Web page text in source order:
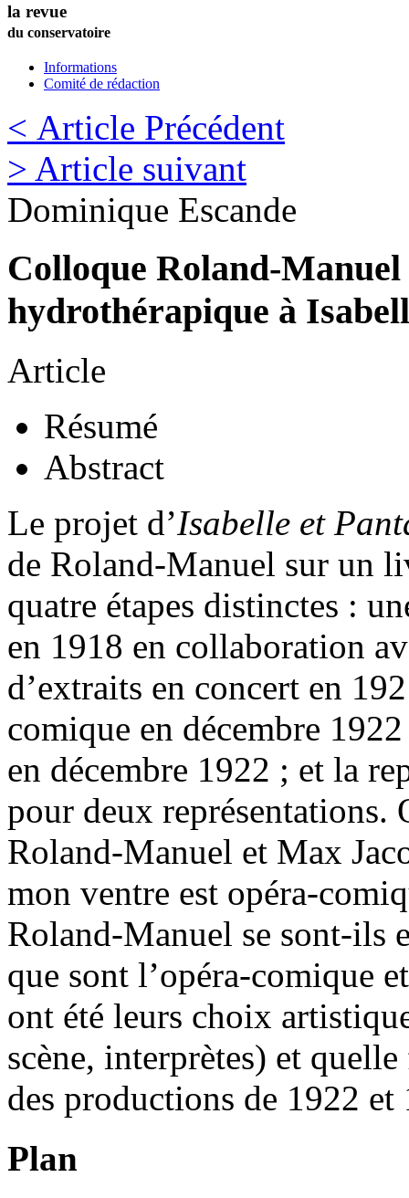
la revue
du conservatoire
Informations
Comité de rédaction
< Article Précédent
> Article suivant
Dominique Escande
Colloque Roland-
hydrothérapique à
Article
Résumé
Abstract
Le projet d’Isabelle et
de Roland-Manuel sur un
quatre étapes distinctes :
en 1918 en collaboration
d’extraits en concert en
comique en décembre
en décembre 1922 ; et la
pour deux
Roland-Manuel et Max
mon ventre est opéra-
Roland-Manuel se sont-ils
que sont l’opéra-comique
ont été leurs choix
scène, interprètes) et
des productions de 1922 et
Plan